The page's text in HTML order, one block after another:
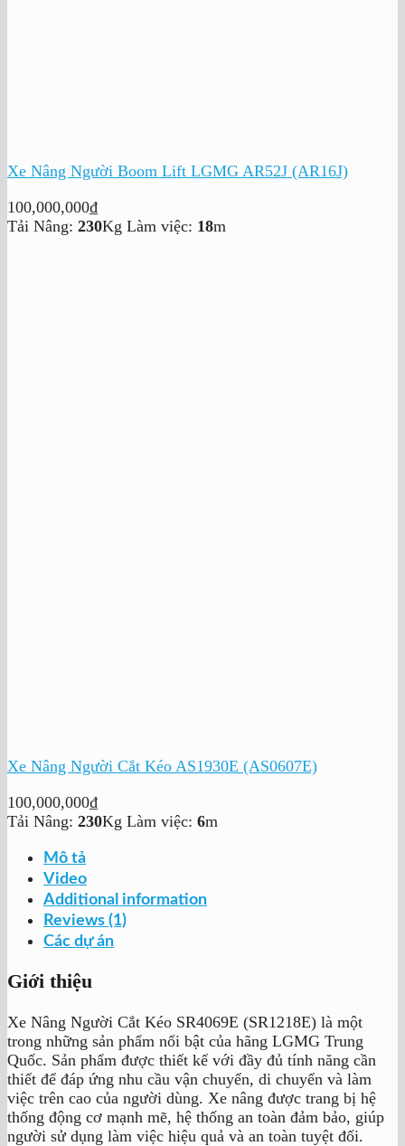
Xe Nâng Người Boom Lift LGMG AR52J (AR16J)
100,000,000₫
Tải Nâng: 230Kg Làm việc: 18m
Xe Nâng Người Cắt Kéo AS1930E (AS0607E)
100,000,000₫
Tải Nâng: 230Kg Làm việc: 6m
Mô tả
Video
Additional information
Reviews (1)
Các dự án
Giới thiệu
Xe Nâng Người Cắt Kéo SR4069E (SR1218E) là một
trong những sản phẩm nổi bật của hãng LGMG Trung
Quốc. Sản phẩm được thiết kế với đầy đủ tính năng cần
thiết để đáp ứng nhu cầu vận chuyển, di chuyển và làm
việc trên cao của người dùng. Xe nâng được trang bị hệ
thống động cơ mạnh mẽ, hệ thống an toàn đảm bảo, giúp
người sử dụng làm việc hiệu quả và an toàn tuyệt đối.